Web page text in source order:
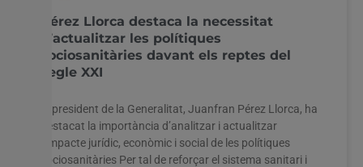
Pérez Llorca destaca la necessitat
d’actualitzar les polítiques
sociosanitàries davant els reptes del
segle XXI
El president de la Generalitat, Juanfran Pérez Llorca, ha
destacat la importància d’analitzar i actualitzar
l’impacte jurídic, econòmic i social de les polítiques
sociosanitàries Per tal de reforçar el sistema sanitari i